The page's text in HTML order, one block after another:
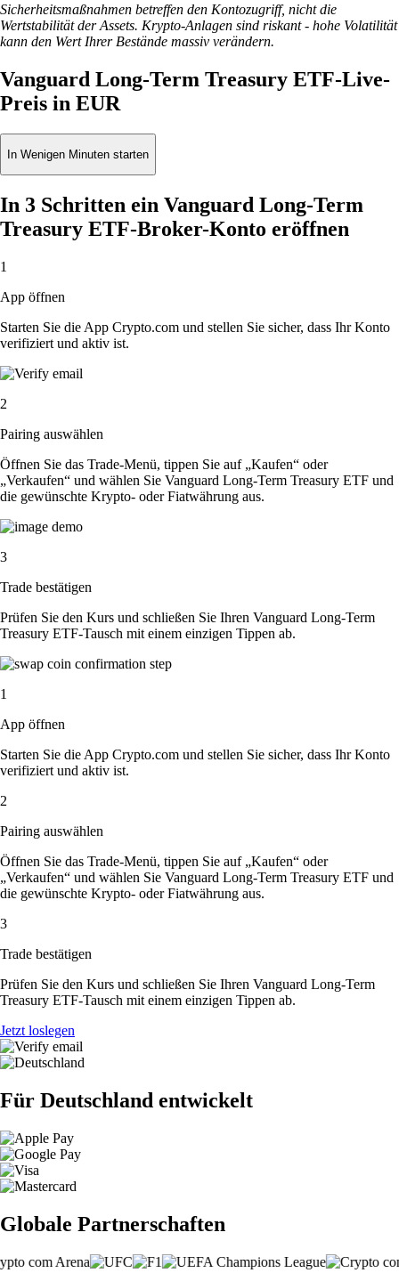
Sicherheitsmaßnahmen betreffen den Kontozugriff, nicht die
Wertstabilität der Assets. Krypto-Anlagen sind riskant - hohe Volatilität
kann den Wert Ihrer Bestände massiv verändern.
Vanguard Long-Term Treasury ETF-Live-
Preis in EUR
In Wenigen Minuten starten
In 3 Schritten ein Vanguard Long-Term
Treasury ETF-Broker-Konto eröffnen
1
App öffnen
Starten Sie die App Crypto.com und stellen Sie sicher, dass Ihr Konto
verifiziert und aktiv ist.
2
Pairing auswählen
Öffnen Sie das Trade-Menü, tippen Sie auf „Kaufen“ oder
„Verkaufen“ und wählen Sie Vanguard Long-Term Treasury ETF und
die gewünschte Krypto- oder Fiatwährung aus.
3
Trade bestätigen
Prüfen Sie den Kurs und schließen Sie Ihren Vanguard Long-Term
Treasury ETF-Tausch mit einem einzigen Tippen ab.
1
App öffnen
Starten Sie die App Crypto.com und stellen Sie sicher, dass Ihr Konto
verifiziert und aktiv ist.
2
Pairing auswählen
Öffnen Sie das Trade-Menü, tippen Sie auf „Kaufen“ oder
„Verkaufen“ und wählen Sie Vanguard Long-Term Treasury ETF und
die gewünschte Krypto- oder Fiatwährung aus.
3
Trade bestätigen
Prüfen Sie den Kurs und schließen Sie Ihren Vanguard Long-Term
Treasury ETF-Tausch mit einem einzigen Tippen ab.
Jetzt loslegen
Für Deutschland entwickelt
Globale Partnerschaften